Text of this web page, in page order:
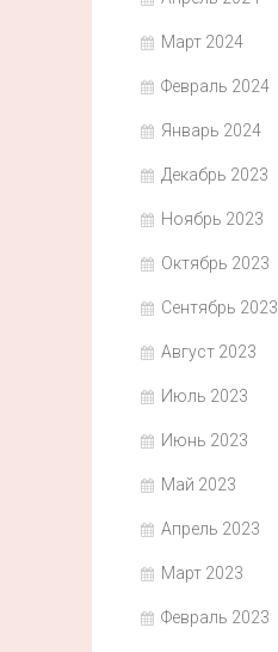
Март 2024
Февраль 2024
Январь 2024
Декабрь 2023
Ноябрь 2023
Октябрь 2023
Сентябрь 2023
Август 2023
Июль 2023
Июнь 2023
Май 2023
Апрель 2023
Март 2023
Февраль 2023